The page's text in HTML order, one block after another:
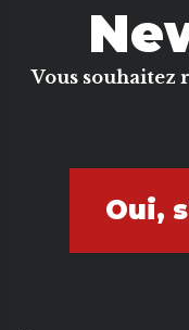
Vous souhaitez
Oui,